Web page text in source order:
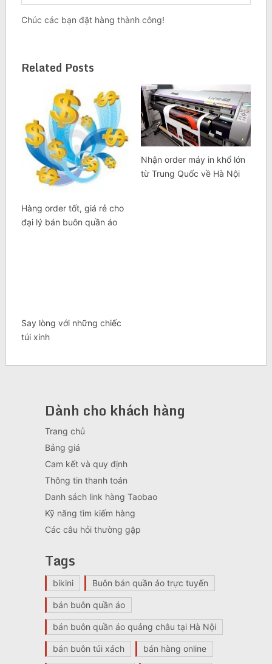
Chúc các bạn đặt hàng thành công!
Related Posts
Hàng order tốt, giá rẻ cho
đại lý bán buôn quần áo
Nhận order máy in khổ lớn
từ Trung Quốc về Hà Nội
Say lòng với những chiếc
túi xinh
Dành cho khách hàng
Trang chủ
Bảng giá
Cam kết và quy định
Thông tin thanh toán
Danh sách link hàng Taobao
Kỹ năng tìm kiếm hàng
Các câu hỏi thường gặp
Tags
bikini Buôn bán quần áo trực tuyến
bán buôn quần áo
bán buôn quần áo quảng châu tại Hà Nội
bán buôn túi xách bán hàng online